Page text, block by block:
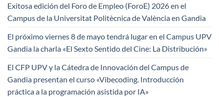
Exitosa edición del Foro de Empleo (ForoE) 2026 en el
Campus de la Universitat Politècnica de València en Gandia
El próximo viernes 8 de mayo tendrá lugar en el Campus UPV
Gandia la charla «El Sexto Sentido del Cine: La Distribución»
El CFP UPV y la Cátedra de Innovación del Campus de
Gandia presentan el curso «Vibecoding. Introducción
práctica a la programación asistida por IA»